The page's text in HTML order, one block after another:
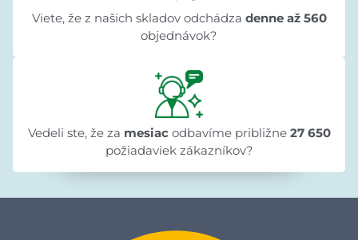
Viete, že z našich skladov odchádza denne až 560
objednávok?
Vedeli ste, že za mesiac odbavíme približne27 650
požiadaviek zákazníkov?